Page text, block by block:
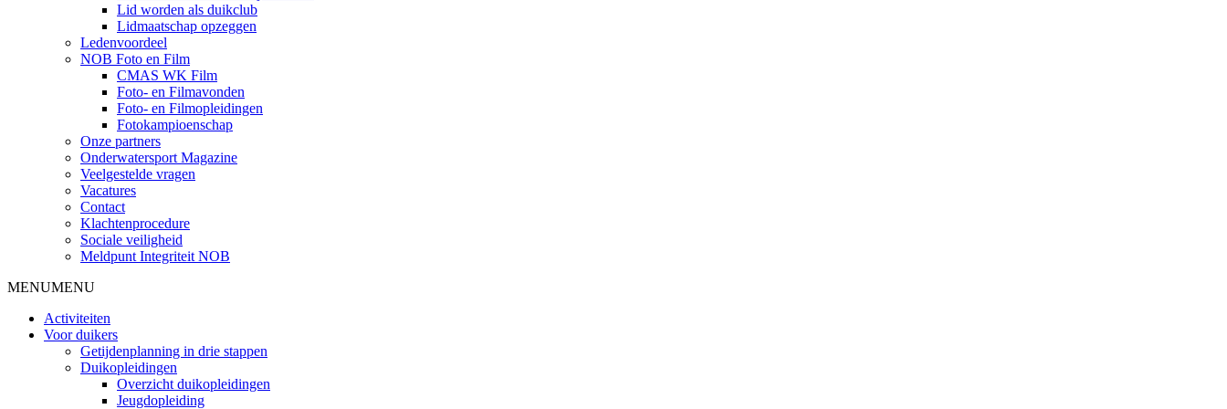
Lid worden als duikclub
Lidmaatschap opzeggen
Ledenvoordeel
NOB Foto en Film
CMAS WK Film
Foto- en Filmavonden
Foto- en Filmopleidingen
Fotokampioenschap
Onze partners
Onderwatersport Magazine
Veelgestelde vragen
Vacatures
Contact
Klachtenprocedure
Sociale veiligheid
Meldpunt Integriteit NOB
MENUMENU
Activiteiten
Voor duikers
Getijdenplanning in drie stappen
Duikopleidingen
Overzicht duikopleidingen
Jeugdopleiding